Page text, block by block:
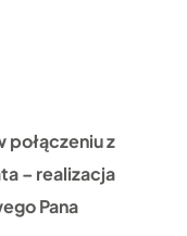
połączeniu z
– realizacja
Pana